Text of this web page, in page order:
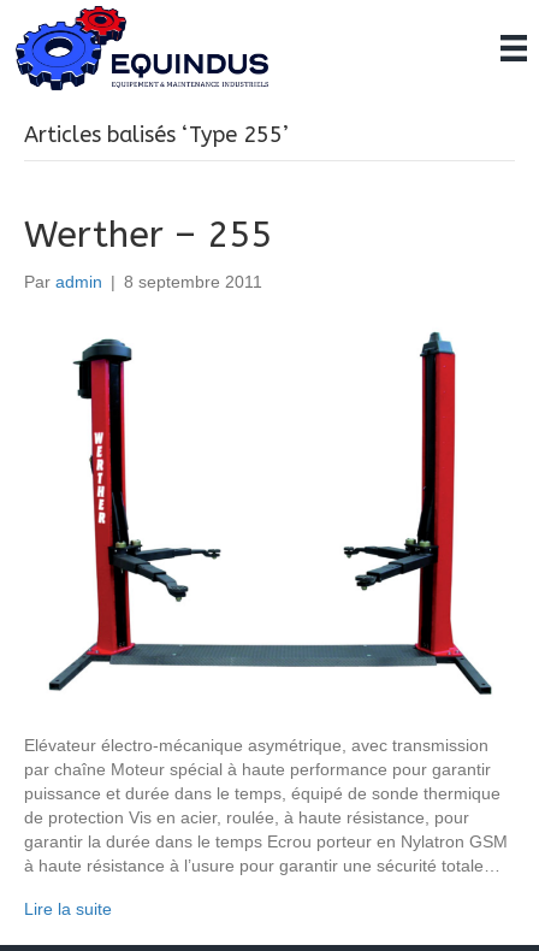
Articles balisés ‘Type 255’
Werther – 255
Par admin | 8 septembre 2011
Elévateur électro-mécanique asymétrique, avec transmission
par chaîne Moteur spécial à haute performance pour garantir
puissance et durée dans le temps, équipé de sonde thermique
de protection Vis en acier, roulée, à haute résistance, pour
garantir la durée dans le temps Ecrou porteur en Nylatron GSM
à haute résistance à l’usure pour garantir une sécurité totale…
Lire la suite